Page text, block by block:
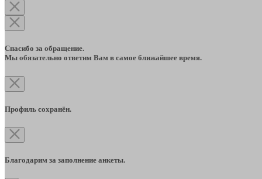
Спасибо за обращение.
Мы обязательно ответим Вам в самое ближайшее время.
Профиль сохранён.
Благодарим за заполнение анкеты.